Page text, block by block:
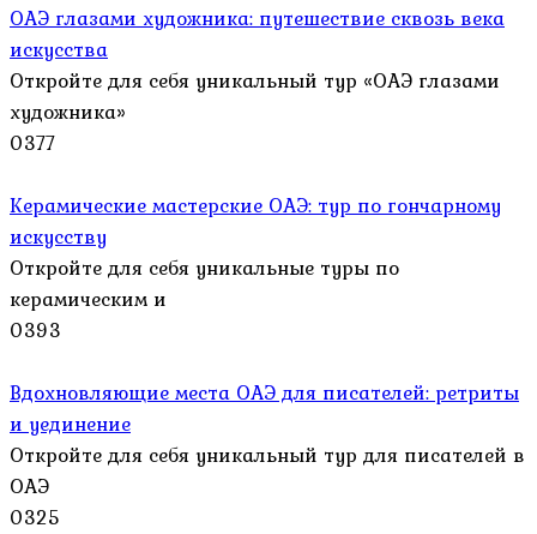
ОАЭ глазами художника: путешествие сквозь века
искусства
Откройте для себя уникальный тур «ОАЭ глазами
художника»
0377
Керамические мастерские ОАЭ: тур по гончарному
искусству
Откройте для себя уникальные туры по
керамическим и
0393
Вдохновляющие места ОАЭ для писателей: ретриты
и уединение
Откройте для себя уникальный тур для писателей в
ОАЭ
0325